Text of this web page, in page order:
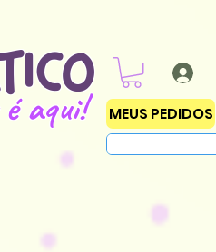
aqui! MEUS PEDIDOS